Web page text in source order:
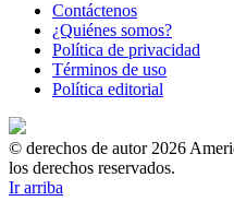
Contáctenos
¿Quiénes somos?
Política de privacidad
Términos de uso
Política editorial
© derechos de autor 2026
los derechos reservados.
Ir arriba